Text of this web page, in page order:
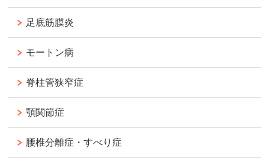
足底筋膜炎
モートン病
脊柱管狭窄症
顎関節症
腰椎分離症・すべり症